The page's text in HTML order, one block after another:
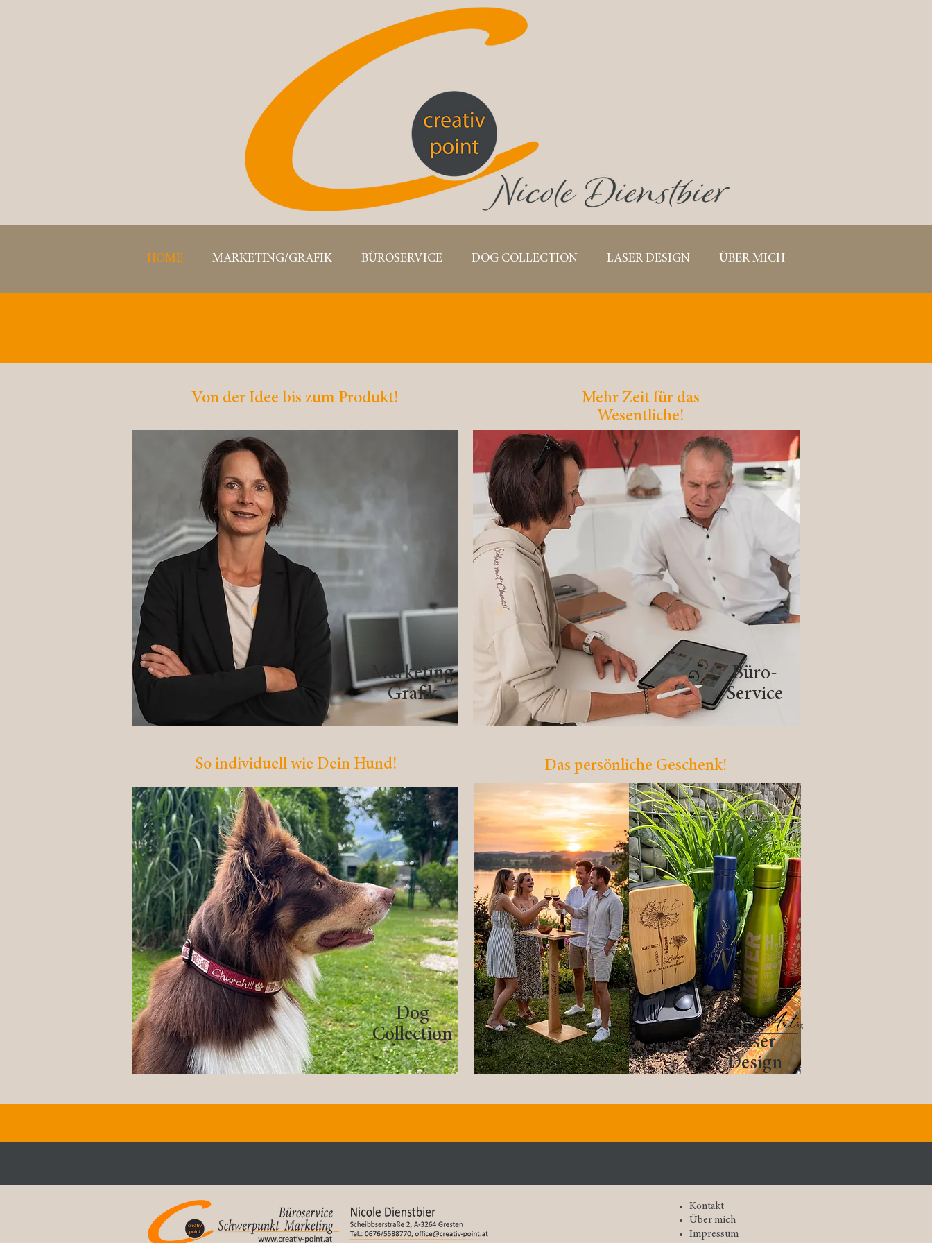
HOME MARKETING/GRAFIK BÜROSERVICE DOG COLLECTION LASER DESIGN ÜBER MICH
Von der Idee bis zum Produkt!
Marketing
Grafik
So individuell wie Dein Hund!
Dog
Collection
Büro-
Service
Mehr Zeit für das
Wesentliche!
Das persönliche Geschenk!
Laser
Design
Kontakt
Über mich
Impressum